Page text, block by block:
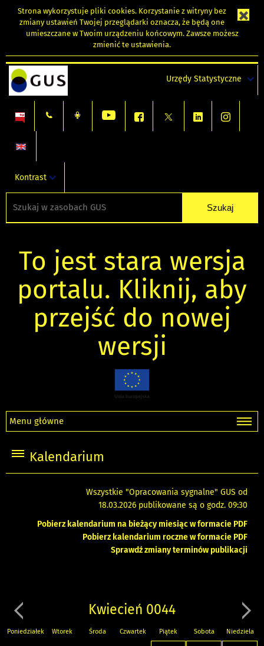
Strona wykorzystuje pliki cookies. Korzystanie z witryny bez
zmiany ustawień Twojej przeglądarki oznacza, że będą one
umieszczane w Twoim urządzeniu końcowym. Zawsze możesz
zmienić te ustawienia.
Urzędy Statystyczne
Kontrast
To jest stara wersja
portalu. Kliknij, aby
przejść do nowej
wersji
Menu główne
Kalendarium
Wszystkie "Opracowania sygnalne" GUS od
18.03.2026 publikowane są o godz. 09:30
Pobierz kalendarium na bieżący miesiąc w formacie PDF
Pobierz kalendarium roczne w formacie PDF
Sprawdź zmiany terminów publikacji
Kwiecień 0044
Poniedziałek Wtorek Środa Czwartek Piątek Sobota Niedziela